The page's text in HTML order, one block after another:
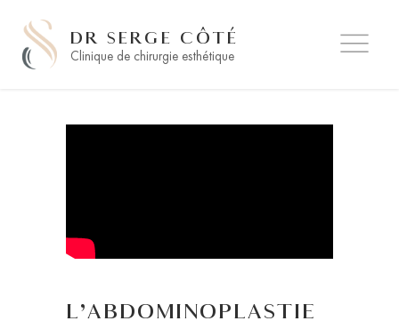
DR SERGE CÔTÉ
Clinique de chirurgie esthétique
L’ABDOMINOPLASTIE